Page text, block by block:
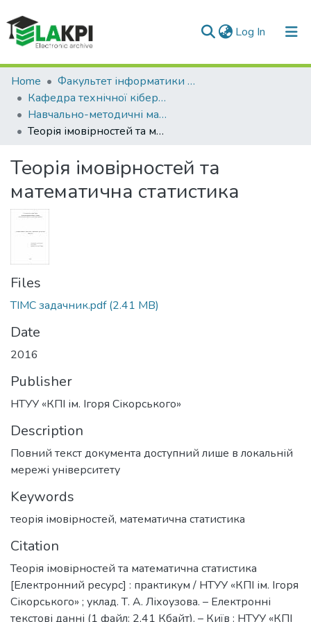
Log In (current)
Communities & Collections
All of DSpace
Statistics
Home
Факультет інформатики та обчислювальної техніки (ФІОТ)
Кафедра технічної кібернетики (КТК)
Навчально-методичні матеріали (КТК)
Теорія імовірностей та математична статистика
Теорія імовірностей та
математична статистика
Files
TIMC задачник.pdf(2.41 MB)
Date
2016
Publisher
НТУУ «КПІ ім. Ігоря Сікорського»
Description
Повний текст документа доступний лише в локальній
мережі університету
Keywords
теорія імовірностей, математична статистика
Citation
Теорія імовірностей та математична статистика
[Електронний ресурс] : практикум / НТУУ «КПІ ім. Ігоря
Сікорського» ; уклад. Т. А. Ліхоузова. – Електронні
текстові данні (1 файл: 2,41 Кбайт). – Київ : НТУУ «КПІ